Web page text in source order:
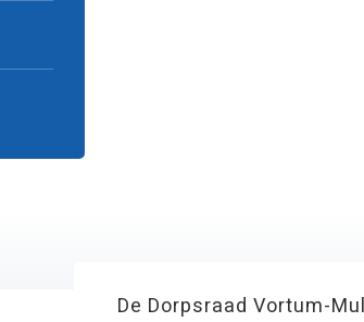
De Dorpsraad Vortum-